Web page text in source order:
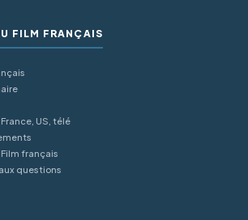
FILM FRANÇAIS
US, télé
français
questions